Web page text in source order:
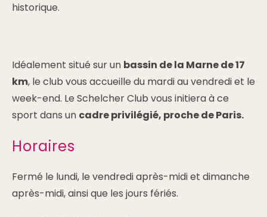
historique.
Idéalement situé sur un bassin de la Marne de 17
km, le club vous accueille du mardi au vendredi et le
week-end. Le Schelcher Club vous initiera à ce
sport dans un cadre privilégié, proche de Paris.
Horaires
Fermé le lundi, le vendredi après-midi et dimanche
après-midi, ainsi que les jours fériés.